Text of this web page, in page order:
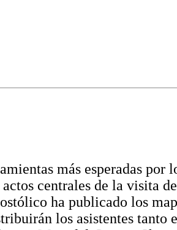
más esperadas por
centrales de la visita
ha publicado los
los asistentes